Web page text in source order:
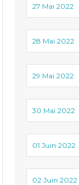
27 Mai 2022
28 Mai 2022
29 Mai 2022
30 Mai 2022
01 Juin 2022
02 Juin 2022